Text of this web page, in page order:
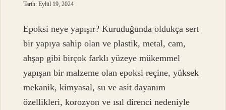
Tarih: Eylül 19, 2024
Epoksi neye yapışır? Kuruduğunda oldukça sert
bir yapıya sahip olan ve plastik, metal, cam,
ahşap gibi birçok farklı yüzeye mükemmel
yapışan bir malzeme olan epoksi reçine, yüksek
mekanik, kimyasal, su ve asit dayanım
özellikleri, korozyon ve ısıl direnci nedeniyle